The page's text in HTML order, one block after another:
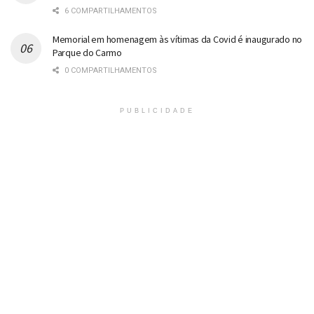
6 COMPARTILHAMENTOS
Memorial em homenagem às vítimas da Covid é inaugurado no
Parque do Carmo
0 COMPARTILHAMENTOS
PUBLICIDADE